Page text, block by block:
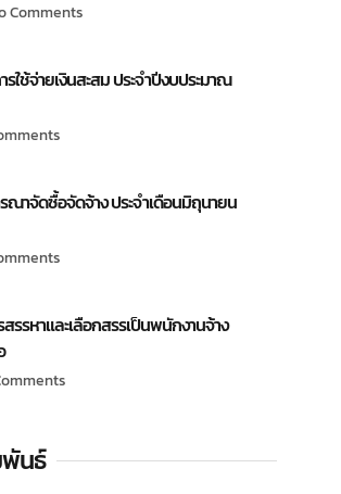
Comments
ใช้จ่ายเงินสะสม ประจำปีงบประมาณ
ณาจัดซื้อจัดจ้าง ประจำเดือนมิถุนายน
สรรหาและเลือกสรรเป็นพนักงานจ้าง
พันธ์